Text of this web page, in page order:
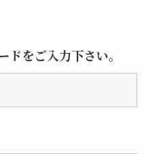
をご入力下さい。